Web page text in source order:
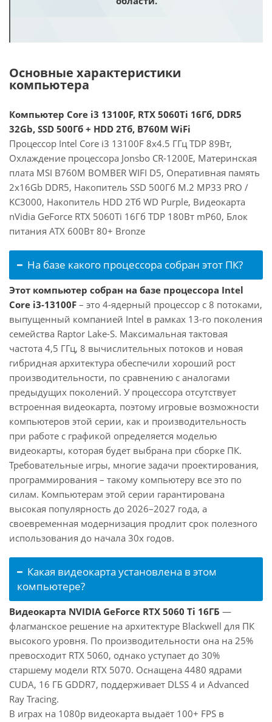
Основные характеристики
компьютера
Компьютер Core i3 13100F, RTX 5060Ti 16Гб, DDR5
32Gb, SSD 500Гб + HDD 2Тб, B760M WiFi
Процессор Intel Core i3 13100F 8x4.5 ГГц TDP 89Вт,
Охлаждение процессора Jonsbo CR-1200E, Материнская
плата MSI B760M BOMBER WIFI D5, Оперативная память
2x16Gb DDR5, Накопитель SSD 500Гб M.2 MP33 PRO /
KC3000, Накопитель HDD 2Тб WD Purple, Видеокарта
nVidia GeForce RTX 5060Ti 16Гб TDP 180Вт mP60, Блок
питания ATX 600Вт 80+ Bronze
На базе какого процессора собран этот ПК?
Этот компьютер собран на базе процессора Intel
Core i3-13100F – это 4-ядерный процессор с 8 потоками,
выпущенный компанией Intel в рамках 13-го поколения
семейства Raptor Lake-S. Максимальная тактовая
частота 4,5 ГГц, 8 вычислительных потоков и новая
гибридная архитектура обеспечили хороший рост
производительности, по сравнению с аналогами
предыдущих поколений. У процессора отсутствует
встроенная видеокарта, поэтому игровые возможности
компьютеров этой серии, как и производительность
при работе с графикой определяется моделью
видеокарты, которая будет выбрана при сборке ПК.
Требовательные игры, многие задачи проектирования,
программирования – такому компьютеру все это по
силам. Компьютерам этой серии гарантирована
высокая популярность до 2026–2027 года, а
своевременная модернизация продлит срок полезного
использования до начала 30х годов.
Какая видеокарта установлена в этом
компьютере?
Видеокарта NVIDIA GeForce RTX 5060 Ti 16ГБ —
флагманское решение на архитектуре Blackwell для ПК
высокого уровня. По производительности она на 25%
превосходит RTX 5060, однако уступает до 30%
старшему модели RTX 5070. Оснащена 4480 ядрами
CUDA, 16 ГБ GDDR7, поддерживает DLSS 4 и Advanced
Ray Tracing.
В играх на 1080p видеокарта выдаёт 100+ FPS в